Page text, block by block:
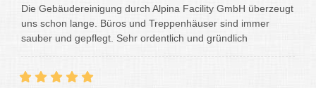
Die Gebäudereinigung durch Alpina Facility GmbH überzeugt
uns schon lange. Büros und Treppenhäuser sind immer
sauber und gepflegt. Sehr ordentlich und gründlich